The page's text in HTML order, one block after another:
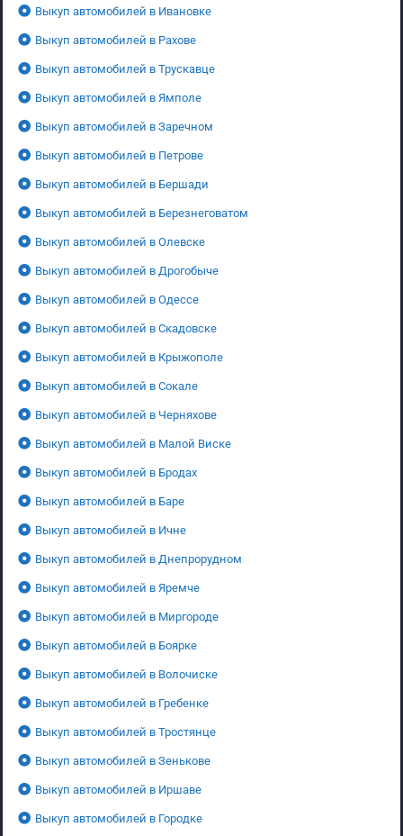
Выкуп автомобилей в Ивановке
Выкуп автомобилей в Рахове
Выкуп автомобилей в Трускавце
Выкуп автомобилей в Ямполе
Выкуп автомобилей в Заречном
Выкуп автомобилей в Петрове
Выкуп автомобилей в Бершади
Выкуп автомобилей в Березнеговатом
Выкуп автомобилей в Олевске
Выкуп автомобилей в Дрогобыче
Выкуп автомобилей в Одессе
Выкуп автомобилей в Скадовске
Выкуп автомобилей в Крыжополе
Выкуп автомобилей в Сокале
Выкуп автомобилей в Черняхове
Выкуп автомобилей в Малой Виске
Выкуп автомобилей в Бродах
Выкуп автомобилей в Баре
Выкуп автомобилей в Ичне
Выкуп автомобилей в Днепрорудном
Выкуп автомобилей в Яремче
Выкуп автомобилей в Миргороде
Выкуп автомобилей в Боярке
Выкуп автомобилей в Волочиске
Выкуп автомобилей в Гребенке
Выкуп автомобилей в Тростянце
Выкуп автомобилей в Зенькове
Выкуп автомобилей в Иршаве
Выкуп автомобилей в Городке